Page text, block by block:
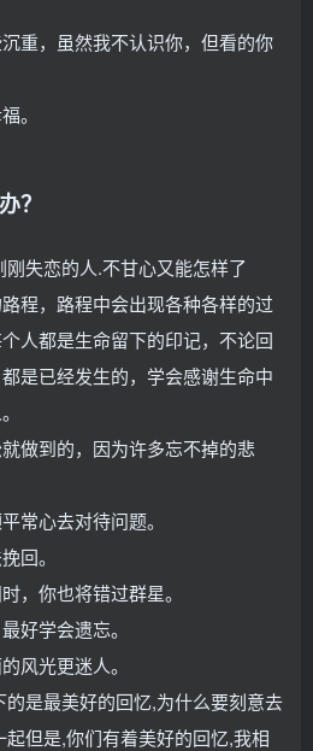
重，虽然我不认识你，但看的你
。
？
失恋的人.不甘心又能怎样了
程，路程中会出现各种各样的过
人都是生命留下的印记，不论回
是已经发生的，学会感谢生命中
做到的，因为许多忘不掉的悲
常心去对待问题。
回。
，你也将错过群星。
好学会遗忘。
风光更迷人。
是最美好的回忆,为什么要刻意去
但是,你们有着美好的回忆,我相